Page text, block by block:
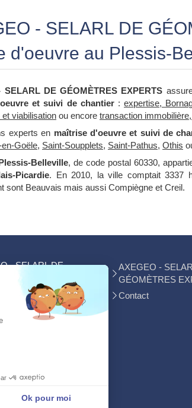
- SELARL DE
d'oeuvre au Plessis-
SELARL DE GÉOMÈTRES EXPERTS
et suivi de chantier:expertise,
viabilisation ou encore transaction
experts en maîtrise d'oeuvre et suivi de
Goële, Saint-Soupplets, Saint-Pathus, Othis
Belleville, de code postal 60330,
Picardie. En 2010, la ville comptait 3337
sont Beauvais mais aussi Compiègne et Creil.
- SELARL DE
Haudouin
(77)
- SELARL DE
EXPERTS
AXEGEO -
GÉOMÈTRES
Contact
Ok pour moi